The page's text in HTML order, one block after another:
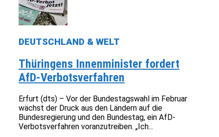
DEUTSCHLAND & WELT
Thüringens Innenminister fordert
AfD-Verbotsverfahren
Erfurt (dts) – Vor der Bundestagswahl im Februar
wächst der Druck aus den Ländern auf die
Bundesregierung und den Bundestag, ein AfD-
Verbotsverfahren voranzutreiben. „Ich...